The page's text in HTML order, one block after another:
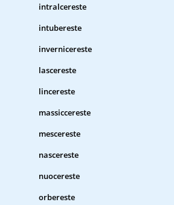
intralcereste
intubereste
invernicereste
lascereste
lincereste
massiccereste
mescereste
nascereste
nuocereste
orbereste